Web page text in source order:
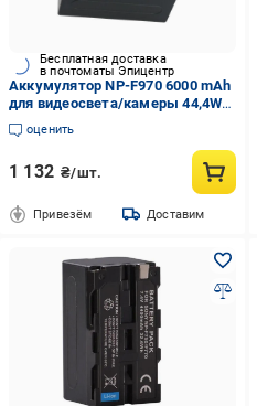
Бесплатная доставка
в почтоматы Эпицентр
Аккумулятор NP-F970 6000 mAh
для видеосвета/камеры 44,4Wh
7,4V Fb Tech (34629889)
оценить
1 132 ₴/шт.
Привезём Доставим